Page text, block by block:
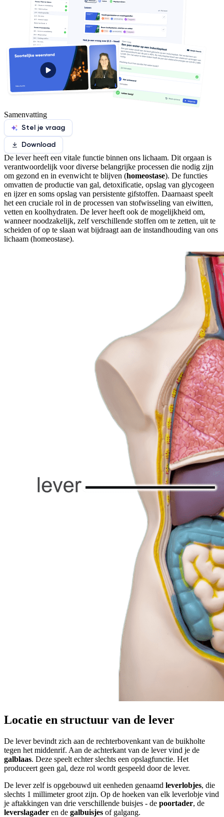
Samenvatting
Stel je vraag
Download
De lever heeft een vitale functie binnen ons lichaam. Dit orgaan is
verantwoordelijk voor diverse belangrijke processen die nodig zijn
om gezond en in evenwicht te blijven (homeostase). De functies
omvatten de productie van gal, detoxificatie, opslag van glycogeen
en ijzer en soms opslag van persistente gifstoffen. Daarnaast speelt
het een cruciale rol in de processen van stofwisseling van eiwitten,
vetten en koolhydraten. De lever heeft ook de mogelijkheid om,
wanneer noodzakelijk, zelf verschillende stoffen om te zetten, uit te
scheiden of op te slaan wat bijdraagt aan de instandhouding van ons
lichaam (homeostase).
Locatie en structuur van de lever
De lever bevindt zich aan de rechterbovenkant van de buikholte
tegen het middenrif. Aan de achterkant van de lever vind je de
galblaas. Deze speelt echter slechts een opslagfunctie. Het
produceert geen gal, deze rol wordt gespeeld door de lever.
De lever zelf is opgebouwd uit eenheden genaamd leverlobjes, die
slechts 1 millimeter groot zijn. Op de hoeken van elk leverlobje vind
je aftakkingen van drie verschillende buisjes - de poortader, de
leverslagader en de galbuisjes of galgang.